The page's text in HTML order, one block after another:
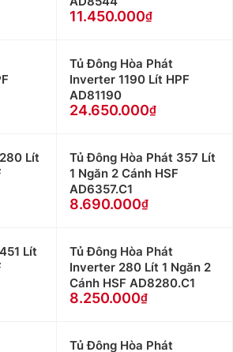
11.450.000
Tủ Đông Hòa Phát
Inverter 1190 Lít HPF
AD81190
24.650.000
Lít
Tủ Đông Hòa Phát 357 Lít
1 Ngăn 2 Cánh HSF
AD6357.C1
8.690.000
Lít
Tủ Đông Hòa Phát
Inverter 280 Lít 1 Ngăn 2
Cánh HSF AD8280.C1
8.250.000
Tủ Đông Hòa Phát